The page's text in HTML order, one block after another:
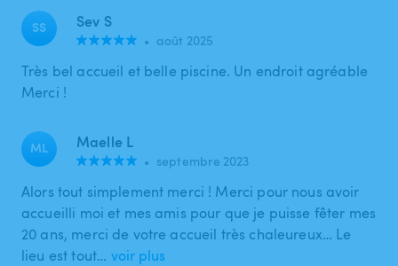
SS Sev S
• août 2025
Très bel accueil et belle piscine. Un endroit agréable
Merci !
ML Maelle L
• septembre 2023
Alors tout simplement merci ! Merci pour nous avoir
accueilli moi et mes amis pour que je puisse fêter mes
20 ans, merci de votre accueil très chaleureux… Le
lieu est tout… voir plus